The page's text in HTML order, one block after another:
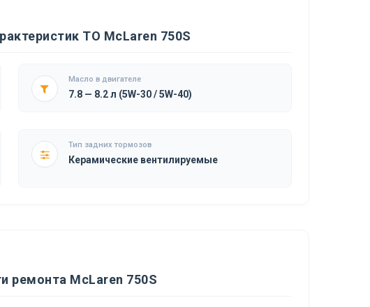
ТО McLaren 750S
Масло в двигателе
7.8 — 8.2 л (5W-30 / 5W-40)
Тип задних тормозов
Керамические вентилируемые
ремонта McLaren 750S